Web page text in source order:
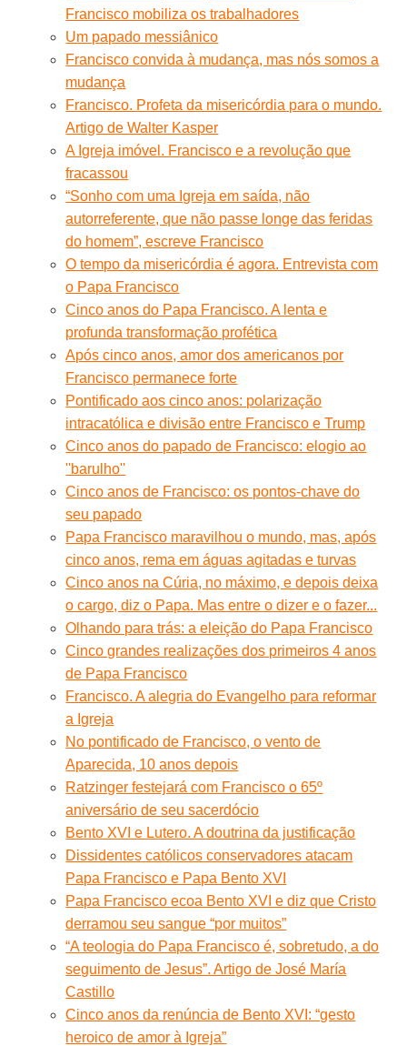
Francisco mobiliza os trabalhadores
Um papado messiânico
Francisco convida à mudança, mas nós somos a
mudança
Francisco. Profeta da misericórdia para o mundo.
Artigo de Walter Kasper
A Igreja imóvel. Francisco e a revolução que
fracassou
“Sonho com uma Igreja em saída, não
autorreferente, que não passe longe das feridas
do homem”, escreve Francisco
O tempo da misericórdia é agora. Entrevista com
o Papa Francisco
Cinco anos do Papa Francisco. A lenta e
profunda transformação profética
Após cinco anos, amor dos americanos por
Francisco permanece forte
Pontificado aos cinco anos: polarização
intracatólica e divisão entre Francisco e Trump
Cinco anos do papado de Francisco: elogio ao
''barulho''
Cinco anos de Francisco: os pontos-chave do
seu papado
Papa Francisco maravilhou o mundo, mas, após
cinco anos, rema em águas agitadas e turvas
Cinco anos na Cúria, no máximo, e depois deixa
o cargo, diz o Papa. Mas entre o dizer e o fazer...
Olhando para trás: a eleição do Papa Francisco
Cinco grandes realizações dos primeiros 4 anos
de Papa Francisco
Francisco. A alegria do Evangelho para reformar
a Igreja
No pontificado de Francisco, o vento de
Aparecida, 10 anos depois
Ratzinger festejará com Francisco o 65º
aniversário de seu sacerdócio
Bento XVI e Lutero. A doutrina da justificação
Dissidentes católicos conservadores atacam
Papa Francisco e Papa Bento XVI
Papa Francisco ecoa Bento XVI e diz que Cristo
derramou seu sangue “por muitos”
“A teologia do Papa Francisco é, sobretudo, a do
seguimento de Jesus”. Artigo de José María
Castillo
Cinco anos da renúncia de Bento XVI: “gesto
heroico de amor à Igreja”